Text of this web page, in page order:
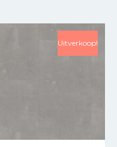
Uitverkoop!